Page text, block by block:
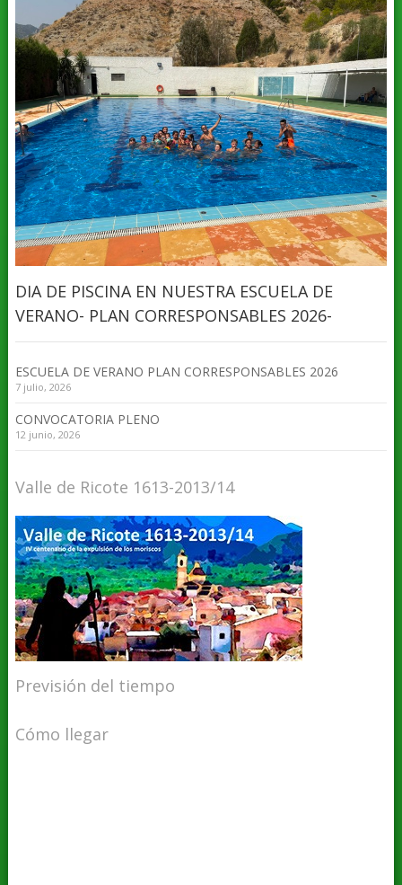
DIA DE PISCINA EN NUESTRA ESCUELA DE
VERANO- PLAN CORRESPONSABLES 2026-
ESCUELA DE VERANO PLAN CORRESPONSABLES 2026
7 julio, 2026
CONVOCATORIA PLENO
12 junio, 2026
Valle de Ricote 1613-2013/14
Previsión del tiempo
Cómo llegar